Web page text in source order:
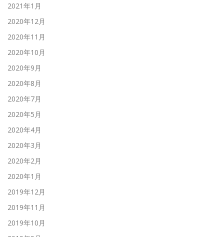
2021年1月
2020年12月
2020年11月
2020年10月
2020年9月
2020年8月
2020年7月
2020年5月
2020年4月
2020年3月
2020年2月
2020年1月
2019年12月
2019年11月
2019年10月